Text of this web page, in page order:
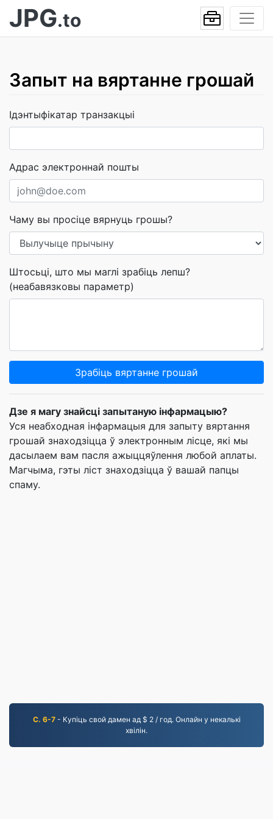
JPG.to
Запыт на вяртанне грошай
Ідэнтыфікатар транзакцыі
Адрас электроннай пошты
Чаму вы просіце вярнуць грошы?
Штосьці, што мы маглі зрабіць лепш?
(неабавязковы параметр)
Зрабіць вяртанне грошай
Дзе я магу знайсці запытаную інфармацыю?
Уся неабходная інфармацыя для запыту вяртання
грошай знаходзіцца ў электронным лісце, які мы
дасылаем вам пасля ажыццяўлення любой аплаты.
Магчыма, гэты ліст знаходзіцца ў вашай папцы
спаму.
С. 6-7- Купіць свой дамен ад $ 2 / год. Онлайн у некалькі
хвілін.